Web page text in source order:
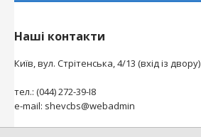
Наші контакти
Київ, вул. Стрітенська, 4/13 (вхід із двору)
тел.: (044) 272-39-І8
e-mail: shevcbs@webadmin